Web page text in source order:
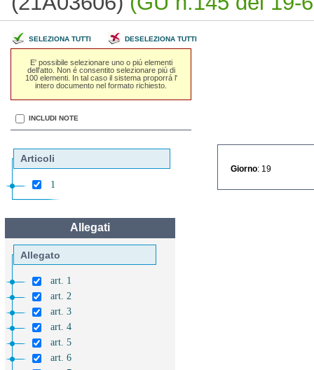
SELEZIONA TUTTI DESELEZIONA TUTTI
E' possibile selezionare uno o piú elementi
dell'atto. Non é consentito selezionare piú di
100 elementi. In tal caso il sistema proporrá l'
intero documento nel formato richiesto.
INCLUDI NOTE
Articoli
1
Allegati
Allegato
art. 1
art. 2
art. 3
art. 4
art. 5
art. 6
Giorno : 19